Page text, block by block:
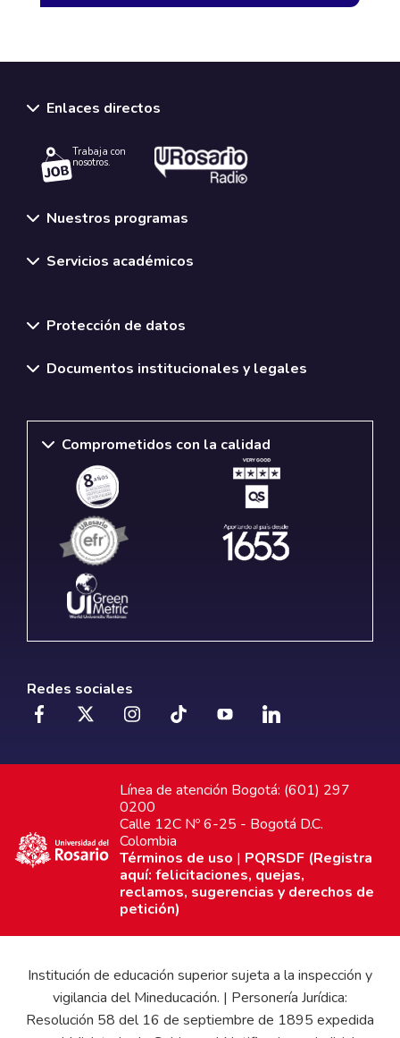
Enlaces directos
Trabaja con
nosotros.
Nuestros programas
Servicios académicos
Protección de datos
Documentos institucionales y legales
Comprometidos con la calidad
Redes sociales
Línea de atención Bogotá: (601) 297
0200
Calle 12C Nº 6-25 - Bogotá D.C.
Colombia
Términos de uso | PQRSDF (Registra
aquí: felicitaciones, quejas,
reclamos, sugerencias y derechos de
petición)
Institución de educación superior sujeta a la inspección y
vigilancia del Mineducación. | Personería Jurídica:
Resolución 58 del 16 de septiembre de 1895 expedida